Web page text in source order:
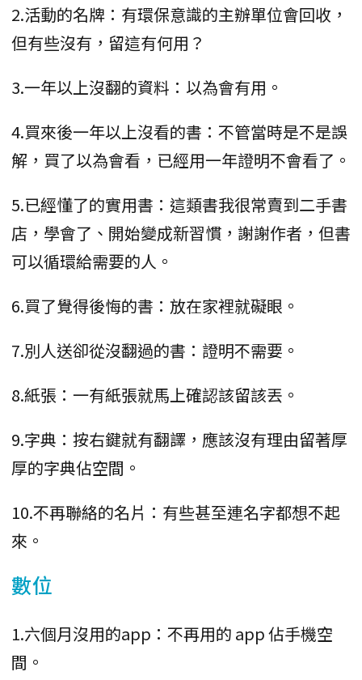
2.活動的名牌：有環保意識的主辦單位會回收，
但有些沒有，留這有何用？
3.一年以上沒翻的資料：以為會有用。
4.買來後一年以上沒看的書：不管當時是不是誤
解，買了以為會看，已經用一年證明不會看了。
5.已經懂了的實用書：這類書我很常賣到二手書
店，學會了、開始變成新習慣，謝謝作者，但書
可以循環給需要的人。
6.買了覺得後悔的書：放在家裡就礙眼。
7.別人送卻從沒翻過的書：證明不需要。
8.紙張：一有紙張就馬上確認該留該丟。
9.字典：按右鍵就有翻譯，應該沒有理由留著厚
厚的字典佔空間。
10.不再聯絡的名片：有些甚至連名字都想不起
來。
數位
1.六個月沒用的app：不再用的 app 佔手機空
間。